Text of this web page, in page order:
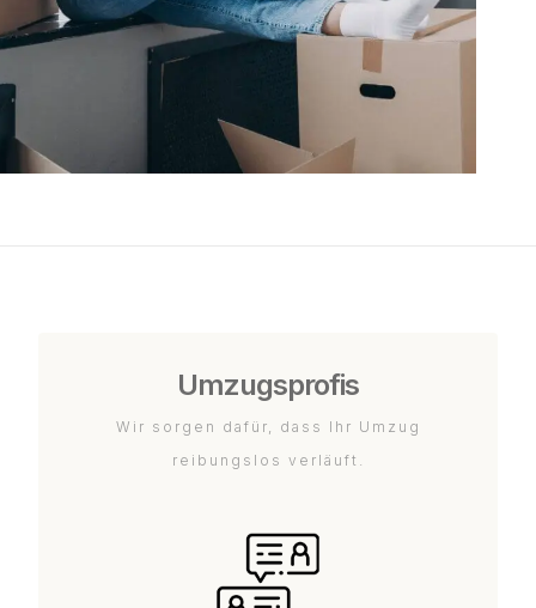
Umzugsprofis
Wir sorgen dafür, dass Ihr Umzug
reibungslos verläuft.